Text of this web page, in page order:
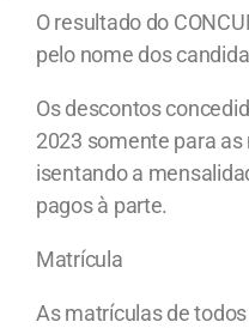
O resultado do
pelo nome dos
Os descontos
2023 somente para
isentando a
pagos à parte.
Matrícula
As matrículas de